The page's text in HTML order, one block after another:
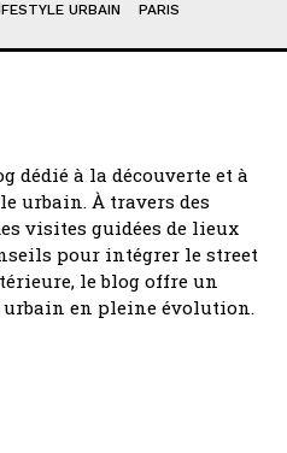
URBAIN PARIS
dédié à la découverte et à
urbain. À travers des
visites guidées de lieux
pour intégrer le street
le blog offre un
en pleine évolution.